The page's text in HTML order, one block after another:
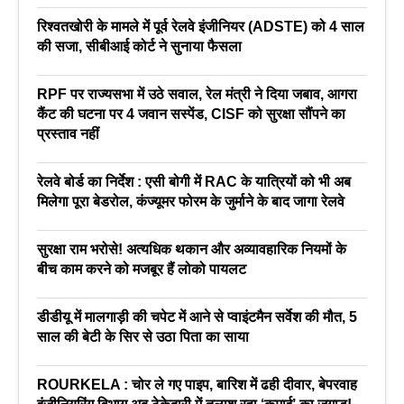
रिश्वतखोरी के मामले में पूर्व रेलवे इंजीनियर (ADSTE) को 4 साल
की सजा, सीबीआई कोर्ट ने सुनाया फैसला
RPF पर राज्यसभा में उठे सवाल, रेल मंत्री ने दिया जबाव, आगरा
कैंट की घटना पर 4 जवान सस्पेंड, CISF को सुरक्षा सौंपने का
प्रस्ताव नहीं
रेलवे बोर्ड का निर्देश : एसी बोगी में RAC के यात्रियों को भी अब
मिलेगा पूरा बेडरोल, कंज्यूमर फोरम के जुर्माने के बाद जागा रेलवे
सुरक्षा राम भरोसे! अत्यधिक थकान और अव्यावहारिक नियमों के
बीच काम करने को मजबूर हैं लोको पायलट
डीडीयू में मालगाड़ी की चपेट में आने से प्वाइंटमैन सर्वेश की मौत, 5
साल की बेटी के सिर से उठा पिता का साया
ROURKELA : चोर ले गए पाइप, बारिश में ढही दीवार, बेपरवाह